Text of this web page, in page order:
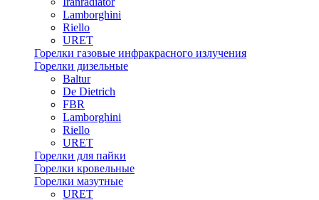
Lamborghini
Riello
URET
Горелки газовые инфракрасного излучения
Горелки дизельные
Baltur
De Dietrich
FBR
Lamborghini
Riello
URET
Горелки для пайки
Горелки кровельные
Горелки мазутные
URET